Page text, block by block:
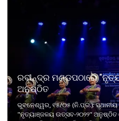
ରବୀନ୍ଦ୍ର ମଣ୍ଡପଠାରେ
ଅନୁଷ୍ଠିତ
ଭୁବନେଶ୍ୱର, ୧୫/୦୫ (ନି.ପ୍ର.):
"ନୃତ୍ୟାଞ୍ଜଳୟ ଉତ୍ସବ-୨୦୨୨" ଅନୁଷ୍ଠିତ